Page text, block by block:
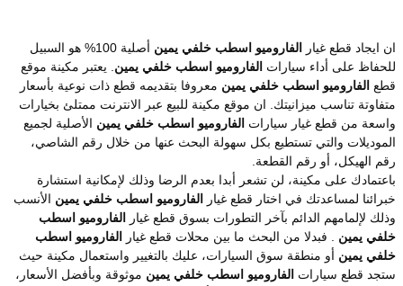
ان ايجاد قطع غيار الفاروميو اسطب خلفي يمين
أصلية 100% هو السبيل
للحفاظ على أداء سيارات الفاروميو اسطب خلفي يمين . يعتبر مكينة موقع
قطع الفاروميو اسطب خلفي يمين معروفا بتقديمه قطع ذات نوعية بأسعار
متفاوتة تناسب ميزانيتك. ان موقع مكينة للبيع عبر الانترنت ممتلئ بخيارات
واسعة من قطع غيار سيارات الفاروميو اسطب خلفي يمين الأصلية لجميع
الموديلات والتي تستطيع بكل سهولة البحث عنها من خلال رقم الشاصي،
رقم الهيكل، أو رقم القطعة.
باعتمادك على مكينة، لن تشعر أبدا بعدم الرضا وذلك لإمكانية استشارة
خبرائنا لمساعدتك في اختار قطع غيار
الفاروميو اسطب خلفي يمين الأنسب
وذلك لإلمامهم الدائم بآخر التطورات بسوق قطع غيار
الفاروميو اسطب
خلفي يمين . فبدلا من البحث ما بين محلات قطع غيار
الفاروميو اسطب
خلفي يمين أو منطقة سوق السيارات، عليك بالتغيير واستعمال مكينة حيث
ستجد قطع سيارات الفاروميو اسطب خلفي يمين موثوقة وبأفضل الأسعار،